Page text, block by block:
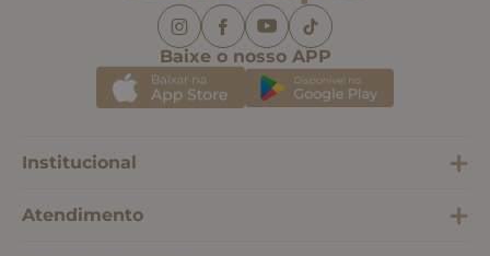
Baixe o nosso APP
Institucional
Atendimento